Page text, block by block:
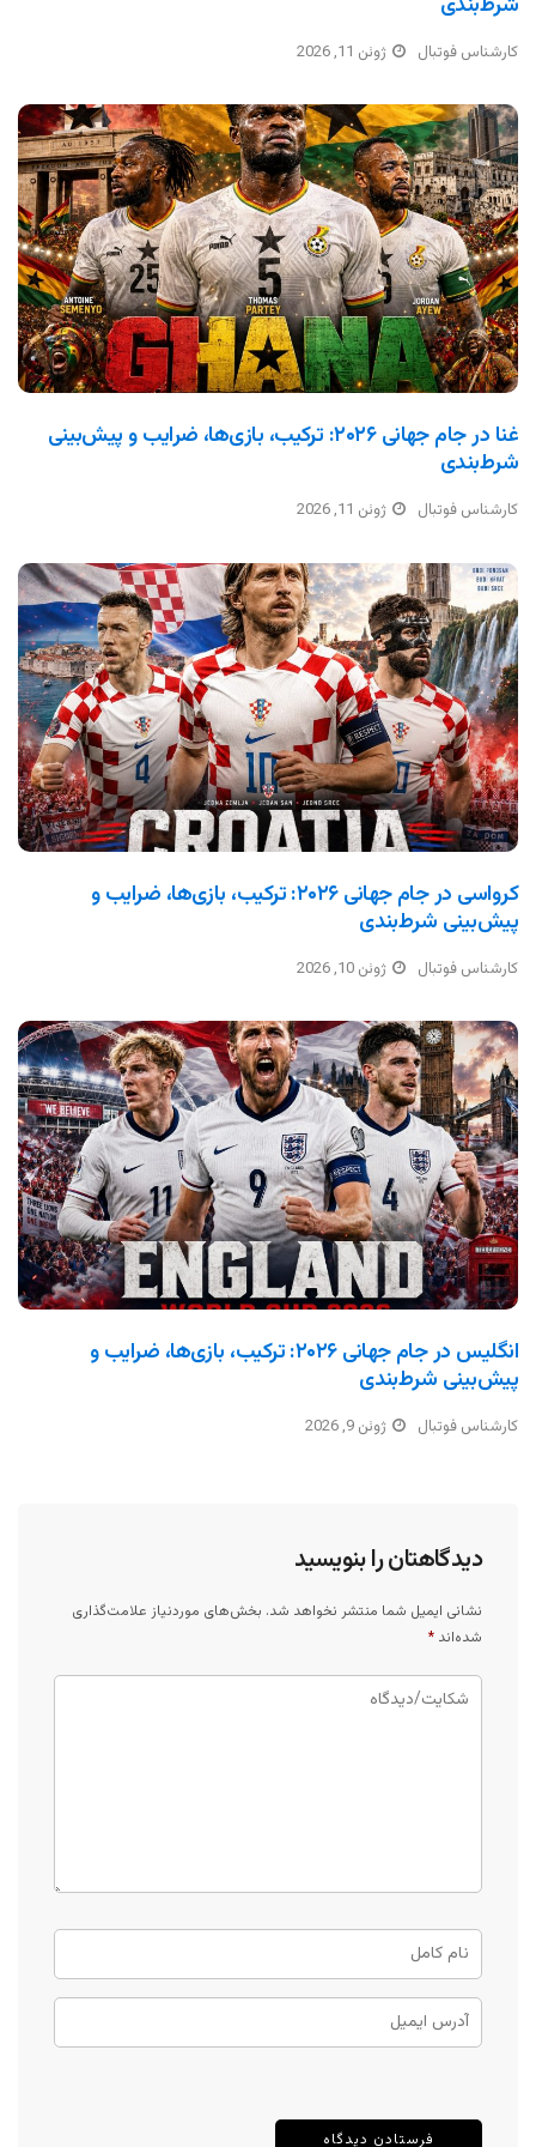
کارشناس فوتبال ژوئن 11, 2026
غنا در جام جهانی ۲۰۲۶: ترکیب، بازی‌ها، ضرایب و پیش‌بینی
شرط‌بندی
کارشناس فوتبال ژوئن 11, 2026
کرواسی در جام جهانی ۲۰۲۶: ترکیب، بازی‌ها، ضرایب و
پیش‌بینی شرط‌بندی
کارشناس فوتبال ژوئن 10, 2026
انگلیس در جام جهانی ۲۰۲۶: ترکیب، بازی‌ها، ضرایب و
پیش‌بینی شرط‌بندی
کارشناس فوتبال ژوئن 9, 2026
دیدگاهتان را بنویسید
نشانی ایمیل شما منتشر نخواهد شد. بخش‌های موردنیاز علامت‌گذاری
شده‌اند *